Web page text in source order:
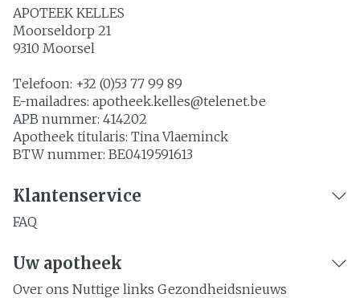
APOTEEK KELLES
Moorseldorp 21
9310 Moorsel
Telefoon: +32 (0)53 77 99 89
E-mailadres: apotheek.kelles@telenet.be
APB nummer: 414202
Apotheek titularis: Tina Vlaeminck
BTW nummer: BE0419591613
Klantenservice
FAQ
Uw apotheek
Over ons Nuttige links Gezondheidsnieuws